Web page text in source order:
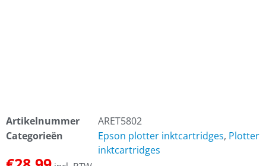
Artikelnummer
ARET5802
Categorieën
Epson plotter inktcartridges, Plotter
inktcartridges